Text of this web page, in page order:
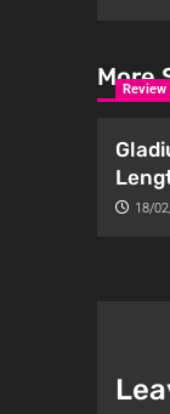
More
Review
18/